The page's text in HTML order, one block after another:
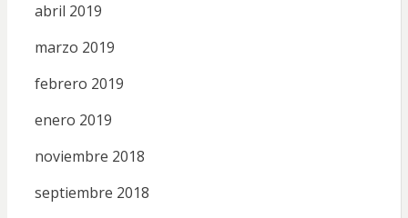
abril 2019
marzo 2019
febrero 2019
enero 2019
noviembre 2018
septiembre 2018